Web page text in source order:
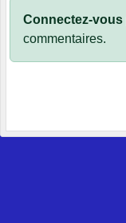
Connectez-vous
commentaires.